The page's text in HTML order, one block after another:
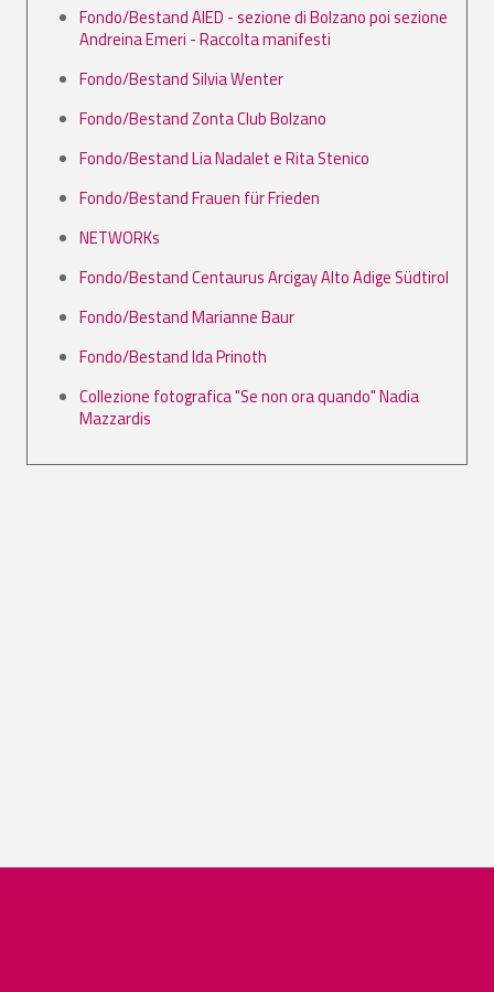
Fondo/Bestand AIED - sezione di Bolzano poi sezione
Andreina Emeri - Raccolta manifesti
Fondo/Bestand Silvia Wenter
Fondo/Bestand Zonta Club Bolzano
Fondo/Bestand Lia Nadalet e Rita Stenico
Fondo/Bestand Frauen für Frieden
NETWORKs
Fondo/Bestand Centaurus Arcigay Alto Adige Südtirol
Fondo/Bestand Marianne Baur
Fondo/Bestand Ida Prinoth
Collezione fotografica "Se non ora quando" Nadia
Mazzardis